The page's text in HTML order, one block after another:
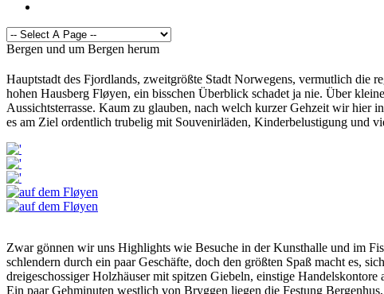
Bergen und um Bergen herum
Hauptstadt des Fjordlands, zweitgrößte Stadt Norwegens, vermutlich die
hohen Hausberg Fløyen, ein bisschen Überblick schadet ja nie. Über
Aussichtsterrasse. Kaum zu glauben, nach welch kurzer Gehzeit wir hier
es am Ziel ordentlich trubelig mit Souvenirläden, Kinderbelustigung und
Zwar gönnen wir uns Highlights wie Besuche in der Kunsthalle und im
schlendern durch ein paar Geschäfte, doch den größten Spaß macht es,
dreigeschossiger Holzhäuser mit spitzen Giebeln, einstige
Ein paar Gehminuten westlich von Bryggen liegen die Festung